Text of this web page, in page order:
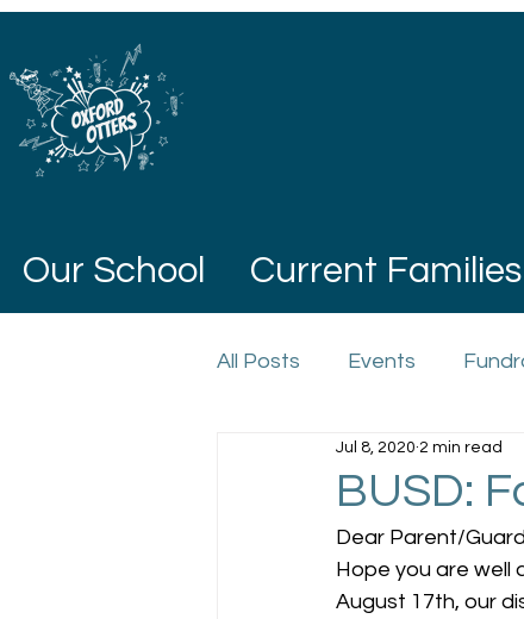
Our School Current Families
All Posts Events
BUSD:
Jul 8, 2020 2 min read
Dear Parent/
Hope you are well
August 17th, our